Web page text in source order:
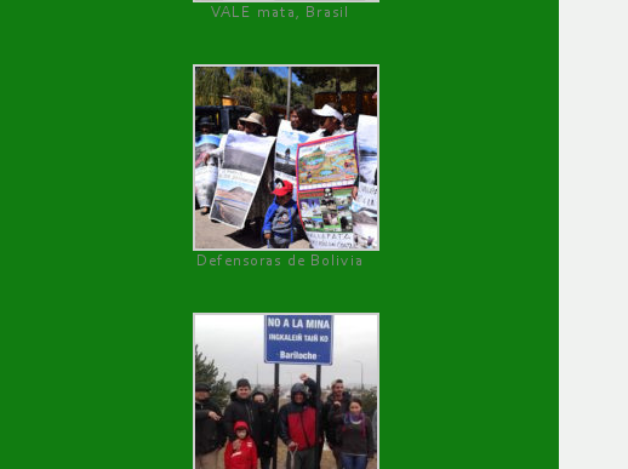
VALE mata, Brasil
Defensoras de Bolivia